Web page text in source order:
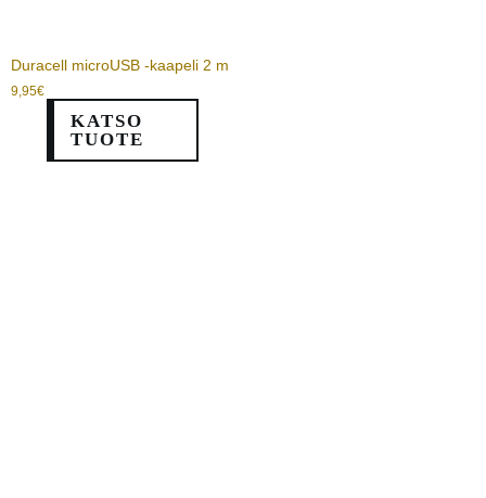
Duracell microUSB -kaapeli 2 m
9,95€
KATSO
TUOTE